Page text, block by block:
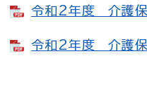
令和2年度 介護保
令和2年度 介護保